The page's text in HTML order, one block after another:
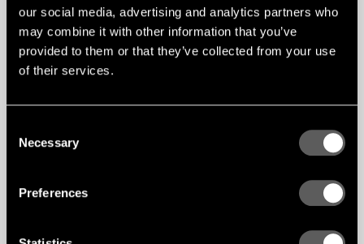
our social media, advertising and analytics partners who
may combine it with other information that you’ve
provided to them or that they’ve collected from your use
of their services.
Selection
Necessary
Preferences